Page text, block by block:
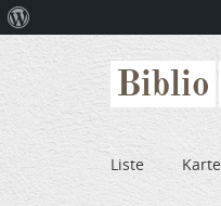
Biblio
Liste Karte
WordPress